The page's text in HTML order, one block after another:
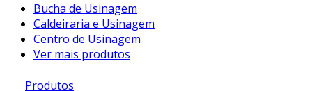
Bucha de Usinagem
Caldeiraria e Usinagem
Centro de Usinagem
Ver mais produtos
Produtos